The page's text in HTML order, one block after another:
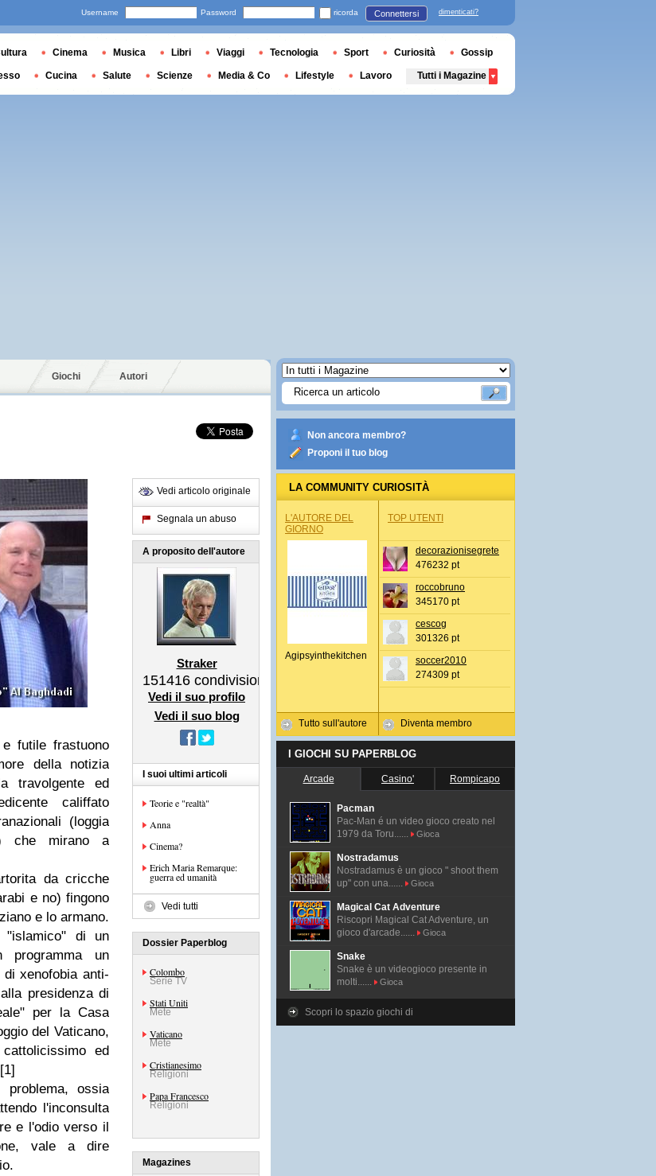
Giochi Autori
futile frastuono
della notizia
travolgente ed
califfato
(loggia
che mirano a
da cricche
e no) fingono
e lo armano.
"islamico" di un
programma un
xenofobia anti-
presidenza di
per la Casa
del Vaticano,
ed
ossia
l'inconsulta
e l'odio verso il
vale a dire
Vedi articolo originale
Segnala un abuso
A proposito dell'autore
Straker
151416 condivisioni
Vedi il suo profilo
Vedi il suo blog
I suoi ultimi articoli
Teorie e "realtà"
Anna
Cinema?
Erich Maria Remarque:
guerra ed umanità
Vedi tutti
Dossier Paperblog
Colombo
Serie TV
Stati Uniti
Mete
Vaticano
Mete
Cristianesimo
Religioni
Papa Francesco
Religioni
Magazines
Non ancora membro?
Proponi il tuo blog
LA COMMUNITY CURIOSITÀ
L'AUTORE DEL
GIORNO
Agipsyinthekitchen
Tutto sull'autore
TOP UTENTI
decorazionisegrete
476232 pt
roccobruno
345170 pt
cescog
301326 pt
soccer2010
274309 pt
Diventa membro
I GIOCHI SU PAPERBLOG
Arcade Casino' Rompicapo
Pacman
Pac-Man é un video gioco creato nel
1979 da Toru......
Gioca
Nostradamus
Nostradamus è un gioco " shoot them
up" con una......
Gioca
Magical Cat Adventure
Riscopri Magical Cat Adventure, un
gioco d'arcade......
Gioca
Snake
Snake è un videogioco presente in
molti......
Gioca
Scopri lo spazio giochi di
Username Password ricorda Connettersi dimenticati?
Cinema Musica Libri Viaggi Tecnologia Sport Curiosità Gossip
Cucina Salute Scienze Media & Co Lifestyle Lavoro Tutti i Magazine